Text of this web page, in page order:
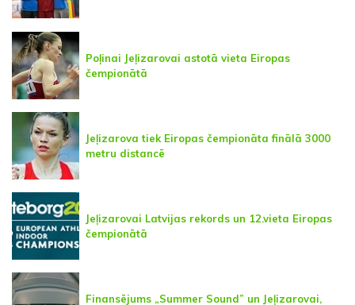
Poļinai Jeļizarovai astotā vieta Eiropas
čempionātā
Jeļizarova tiek Eiropas čempionāta finālā 3000
metru distancē
Jeļizarovai Latvijas rekords un 12.vieta Eiropas
čempionātā
Finansējums „Summer Sound” un Jeļizarovai,